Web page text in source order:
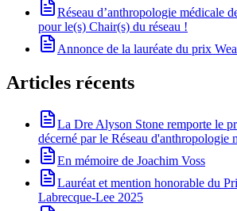
Réseau d’anthropologie médicale
pour le(s) Chair(s) du réseau !
Annonce de la lauréate du prix
Articles récents
La Dre Alyson Stone remporte le
décerné par le Réseau
En mémoire de Joachim Voss
Lauréat et mention honorable du
Labrecque-Lee 2025